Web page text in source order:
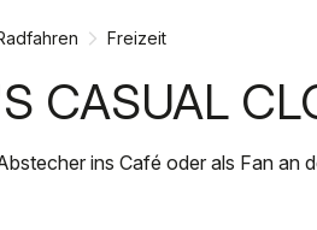
Freizeit
CASUAL
ins Café oder als Fan an